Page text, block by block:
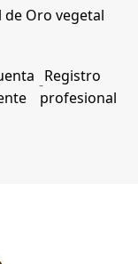
de Oro vegetal
Registro
profesional